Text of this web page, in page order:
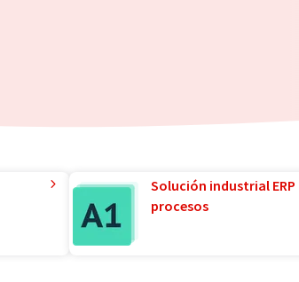
Solución industrial
procesos